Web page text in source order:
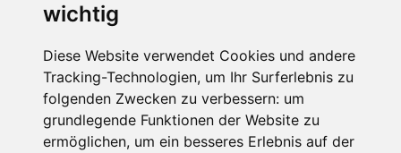
wichtig
Diese Website verwendet Cookies und andere
Tracking-Technologien, um Ihr Surferlebnis zu
folgenden Zwecken zu verbessern: um
grundlegende Funktionen der Website zu
ermöglichen, um ein besseres Erlebnis auf der
Die Schneehoehen Ski APP für iOS und Android - Ein
Muss für alle Wintersportler und Schneefreaks!